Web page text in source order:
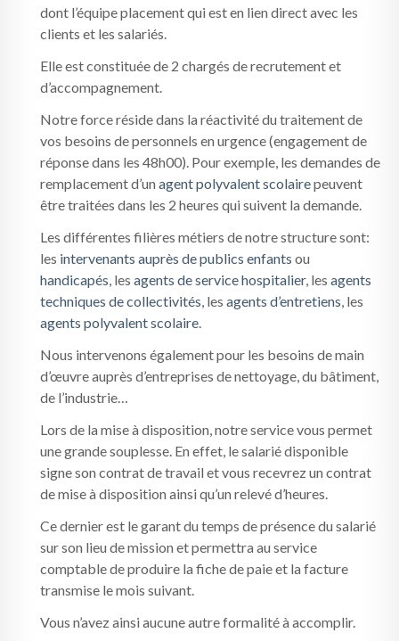
dont l’équipe placement qui est en lien direct avec les
clients et les salariés.
Elle est constituée de 2 chargés de recrutement et
d’accompagnement.
Notre force réside dans la réactivité du traitement de
vos besoins de personnels en urgence (engagement de
réponse dans les 48h00). Pour exemple, les demandes de
remplacement d’un agent polyvalent scolairepeuvent
être traitées dans les 2 heures qui suivent la demande.
Les différentes filières métiers de notre structure sont:
les intervenants auprès de publics enfants ou
handicapés , les agents de service hospitalier, les agents
techniques de collectivités , les agents d’entretiens , les
agents polyvalent scolaire
Nous intervenons également pour les besoins de main
d’œuvre auprès d’entreprises de nettoyage, du bâtiment,
de l’industrie…
Lors de la mise à disposition, notre service vous permet
une grande souplesse. En effet, le salarié disponible
signe son contrat de travail et vous recevrez un contrat
de mise à disposition ainsi qu’un relevé d’heures.
Ce dernier est le garant du temps de présence du salarié
sur son lieu de mission et permettra au service
comptable de produire la fiche de paie et la facture
transmise le mois suivant.
Vous n’avez ainsi aucune autre formalité à accomplir.